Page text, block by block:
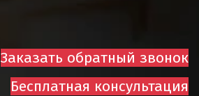
Заказать обратный звонок
Бесплатная консультация